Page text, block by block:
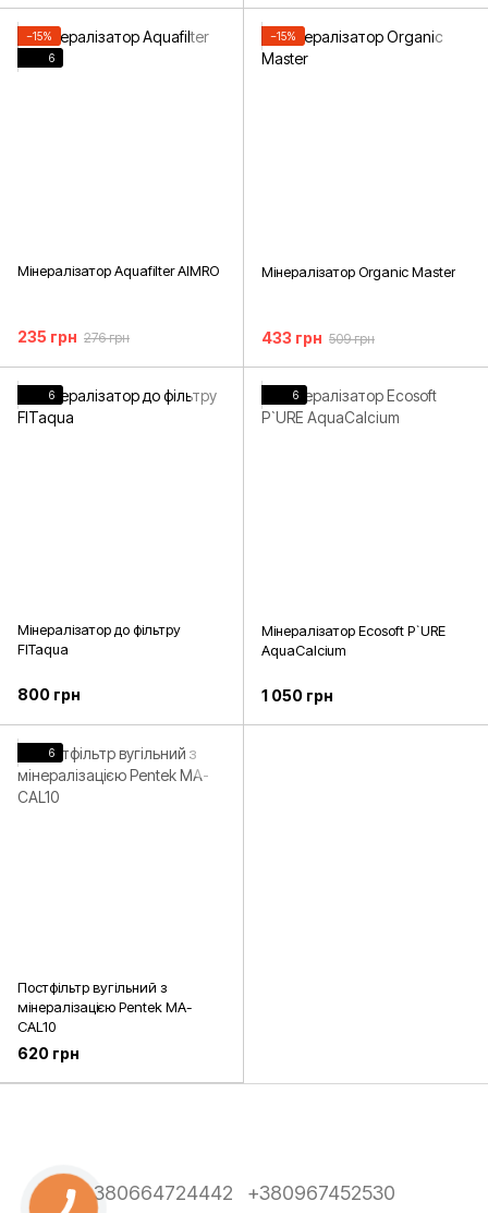
−15%
6
Мінералізатор Aquafilter AIMRO
235 грн 276 грн
−15%
Мінералізатор Organic Master
433 грн 509 грн
6
Мінералізатор до фільтру
FITaqua
800 грн
6
Мінералізатор Ecosoft P`URE
AquaCalcium
1 050 грн
6
Постфільтр вугільний з
мінералізацією Pentek MA-
CAL10
620 грн
+380664724442 +380967452530